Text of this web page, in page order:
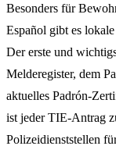
Besonders für
Español gibt es
Der erste und
Melderegister, dem
aktuelles Padrón-
ist jeder TIE-Antrag
Polizeidienststellen